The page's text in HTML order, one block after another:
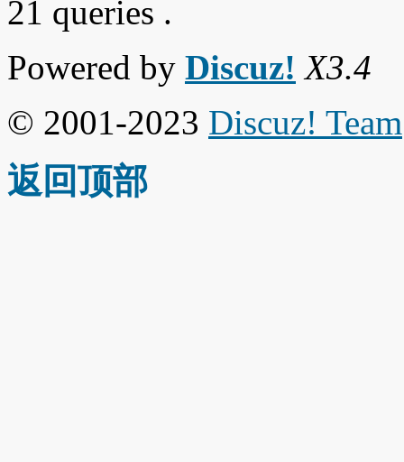
21 queries .
Powered by Discuz! X3.4
© 2001-2023 Discuz! Team
返回顶部